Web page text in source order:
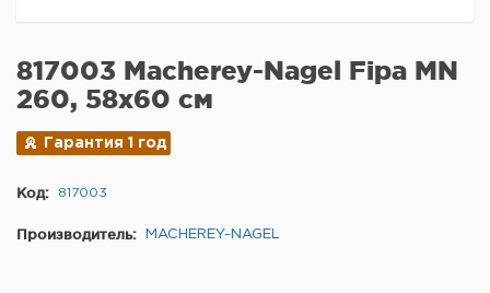
817003 Macherey-Nagel Fipa MN
260, 58x60 см
Гарантия 1 год
Код: 817003
Производитель: MACHEREY-NAGEL